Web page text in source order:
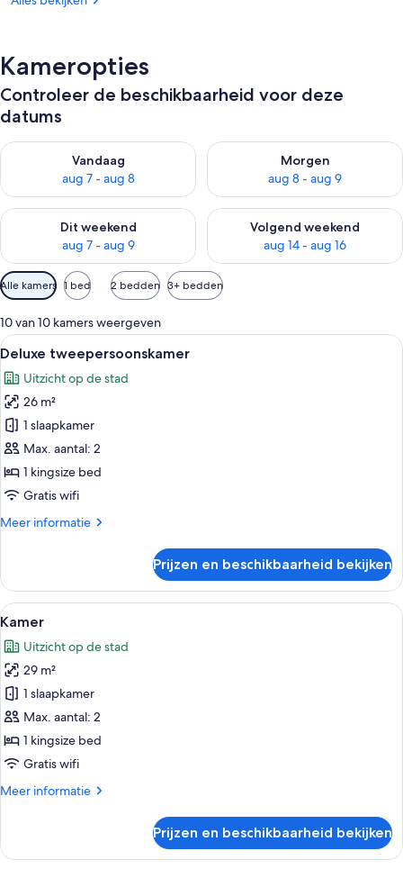
Kameropties
Controleer de beschikbaarheid voor deze
datums
Vandaag
aug 7 - aug 8
De beschikbaarheid controleren voor vanavond aug 7 - aug 8
Morgen
aug 8 - aug 9
De beschikbaarheid
Dit weekend
aug 7 - aug 9
De beschikbaarheid controleren voor dit weekend aug 7 -
Volgend weekend
aug 14 - aug 16
De beschikbaarheid
Beschikbare
filters
voor
kamers
Alle kamers 1 bed 2 bedden 3+ bedden
10 van 10 kamers weergeven
Alle
foto's
voor
Deluxe
tweepersoonskamer
laden
Een hotelkamer met een groot bed,
6
Deluxe tweepersoonskamer
Uitzicht op de stad
26 m²
1 slaapkamer
Max. aantal: 2
1 kingsize bed
Gratis wifi
Meer informatie
Meer
tweepersoonskamer
Prijzen en beschikbaarheid bekijken
Alle
foto's
voor
Kamer
laden
Een hotelkamer met een groot bed,
6
Kamer
Uitzicht op de stad
29 m²
1 slaapkamer
Max. aantal: 2
1 kingsize bed
Gratis wifi
Meer informatie
Meer
Prijzen en beschikbaarheid bekijken